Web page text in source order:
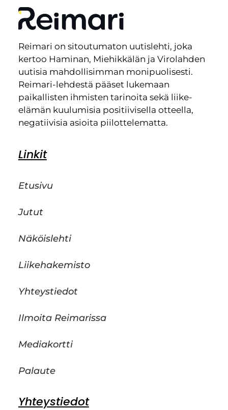
Reimari on sitoutumaton uutislehti, joka
kertoo Haminan, Miehikkälän ja Virolahden
uutisia mahdollisimman monipuolisesti.
Reimari-lehdestä pääset lukemaan
paikallisten ihmisten tarinoita sekä liike-
elämän kuulumisia positiivisella otteella,
negatiivisia asioita piilottelematta.
Linkit
Etusivu
Jutut
Näköislehti
Liikehakemisto
Yhteystiedot
Ilmoita Reimarissa
Mediakortti
Palaute
Yhteystiedot